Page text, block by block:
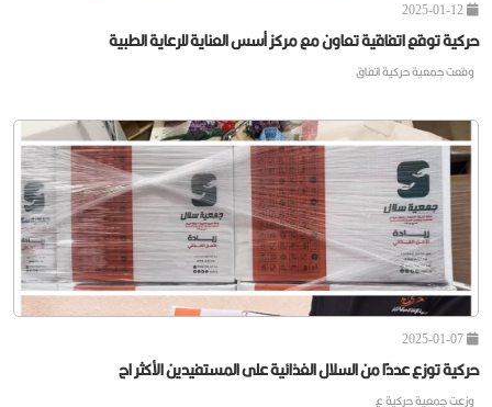
2025-01-12
حركية توقع اتفاقية تعاون مع مركز أسس العناية للرعاية الطبية
وقعت جمعية حركية اتفاق